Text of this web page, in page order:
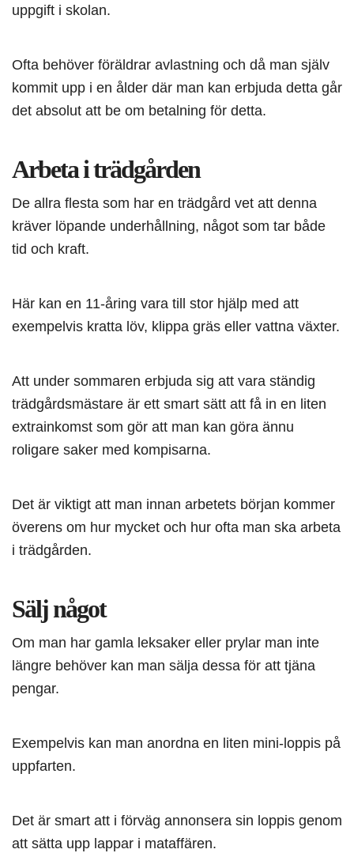
uppgift i skolan.
Ofta behöver föräldrar avlastning och då man själv
kommit upp i en ålder där man kan erbjuda detta går
det absolut att be om betalning för detta.
Arbeta i trädgården
De allra flesta som har en trädgård vet att denna
kräver löpande underhållning, något som tar både
tid och kraft.
Här kan en 11-åring vara till stor hjälp med att
exempelvis kratta löv, klippa gräs eller vattna växter.
Att under sommaren erbjuda sig att vara ständig
trädgårdsmästare är ett smart sätt att få in en liten
extrainkomst som gör att man kan göra ännu
roligare saker med kompisarna.
Det är viktigt att man innan arbetets början kommer
överens om hur mycket och hur ofta man ska arbeta
i trädgården.
Sälj något
Om man har gamla leksaker eller prylar man inte
längre behöver kan man sälja dessa för att tjäna
pengar.
Exempelvis kan man anordna en liten mini-loppis på
uppfarten.
Det är smart att i förväg annonsera sin loppis genom
att sätta upp lappar i mataffären.